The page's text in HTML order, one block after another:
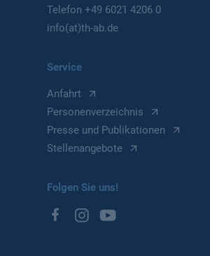
Telefon+49 6021 4206 0
info(at)th-ab.de
Service
Anfahrt
Personenverzeichnis
Presse und Publikationen
Stellenangebote
Folgen Sie uns!